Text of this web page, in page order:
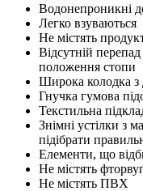
Водонепроникні
Легко взуваються
Не містять
Відсутній
положення стопи
Широка колодка з
Гнучка гумова
Текстильна
Знімні устілки з
підібрати
Елементи, що
Не містять
Не містять ПВХ